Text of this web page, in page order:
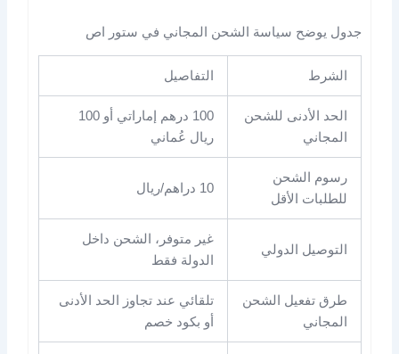
جدول يوضح سياسة الشحن المجاني في ستور اص
الشرط التفاصيل
الحد الأدنى للشحن
المجاني
100 درهم إماراتي أو 100
ريال عُماني
رسوم الشحن
للطلبات الأقل
10 دراهم/ريال
التوصيل الدولي
غير متوفر، الشحن داخل
الدولة فقط
طرق تفعيل الشحن
المجاني
تلقائي عند تجاوز الحد الأدنى
أو بكود خصم